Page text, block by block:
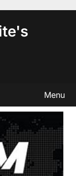
Menu